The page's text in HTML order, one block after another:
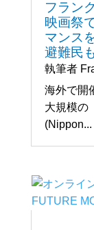
フラン
映画祭
マンス
避難民
執筆者
海外で開
大規模の
(Nippon...